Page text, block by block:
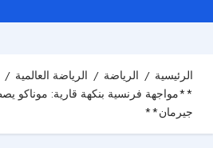
الرئيسية الرياضة الرياضة العالمية
**مواجهة فرنسية بنكهة قارية: موناكو
جيرمان**